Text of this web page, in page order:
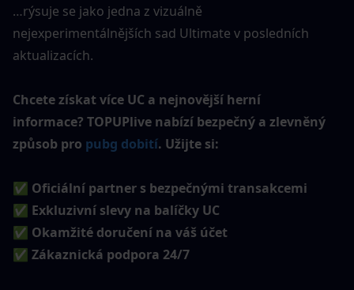
…rýsuje se jako jedna z vizuálně
nejexperimentálnějších sad Ultimate v posledních
aktualizacích.
Chcete získat více UC a nejnovější herní
informace? TOPUPlive nabízí bezpečný a zlevněný
způsob pro pubg dobití. Užijte si:
✅ Oficiální partner s bezpečnými transakcemi
✅ Exkluzivní slevy na balíčky UC
✅ Okamžité doručení na váš účet
✅ Zákaznická podpora 24/7